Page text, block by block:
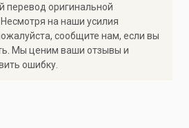
перевод оригинальной
на наши усилия
сообщите нам, если вы
Мы ценим ваши отзывы и
ошибку.